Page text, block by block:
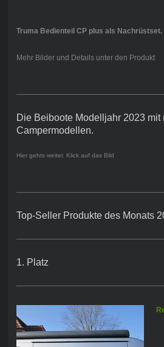
Truma Bedienteil CP plus als Nachrüstset.
Mehr Bilder und Details unter den Produkt
Die Beiboote Modelljahr 2023
Campermodellen.
Hier gehts weiter. Klick auf das Bild
Top-Seller Produkte des Monats
1. Platz